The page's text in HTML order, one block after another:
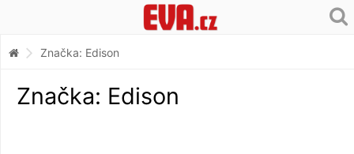
Značka: Edison
Značka: Edison